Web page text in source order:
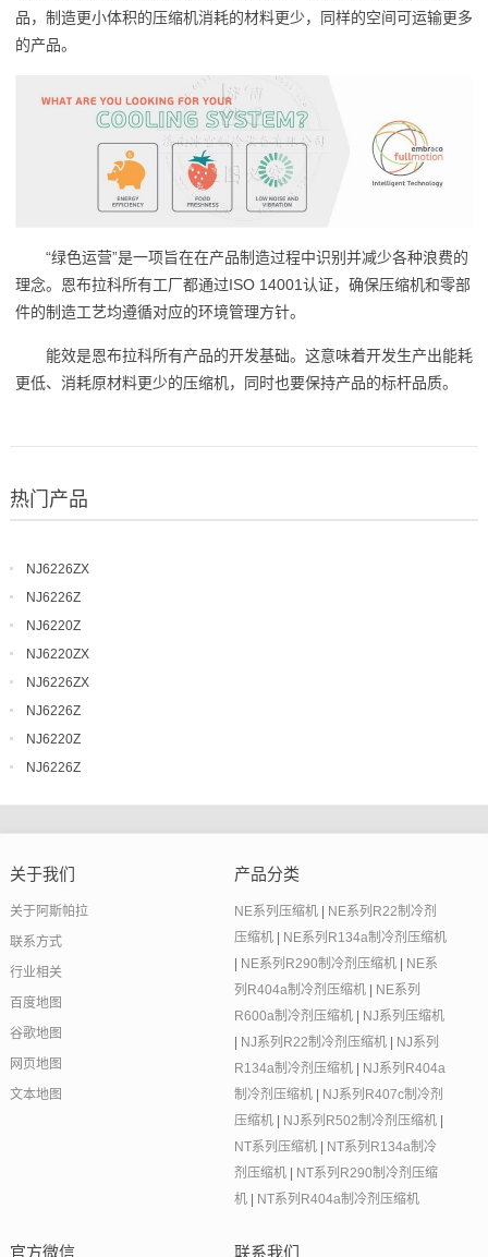
品，制造更小体积的压缩机消耗的材料更少，同样的空间可运输更多
的产品。
“绿色运营”是一项旨在在产品制造过程中识别并减少各种浪费的
理念。恩布拉科所有工厂都通过ISO 14001认证，确保压缩机和零部
件的制造工艺均遵循对应的环境管理方针。
能效是恩布拉科所有产品的开发基础。这意味着开发生产出能耗
更低、消耗原材料更少的压缩机，同时也要保持产品的标杆品质。
热门产品
NJ6226ZX
NJ6226Z
NJ6220Z
NJ6220ZX
NJ6226ZX
NJ6226Z
NJ6220Z
NJ6226Z
关于我们
关于阿斯帕拉
联系方式
行业相关
百度地图
谷歌地图
网页地图
文本地图
产品分类
NE系列压缩机
NE系列R22制冷剂
压缩机
NE系列R134a制冷剂压缩机
NE系列R290制冷剂压缩机
NE系
列R404a制冷剂压缩机
NE系列
R600a制冷剂压缩机
NJ系列压缩机
NJ系列R22制冷剂压缩机
NJ系列
R134a制冷剂压缩机
NJ系列R404a
制冷剂压缩机
NJ系列R407c制冷剂
压缩机
NJ系列R502制冷剂压缩机
NT系列压缩机
NT系列R134a制冷
剂压缩机
NT系列R290制冷剂压缩
机
NT系列R404a制冷剂压缩机
官方微信 联系我们